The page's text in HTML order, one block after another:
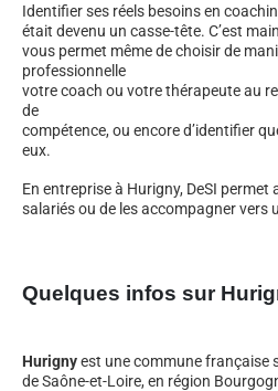
Identifier ses réels besoins en
était devenu un casse-tête. C’est
vous permet même de choisir de
professionnelle
votre coach ou votre thérapeute au
de
compétence, ou encore d’identifier
eux.
En entreprise à Hurigny, DeSI permet
salariés ou de les accompagner vers
Quelques infos sur
Hurignyest une commune française
de Saône-et-Loire, en région